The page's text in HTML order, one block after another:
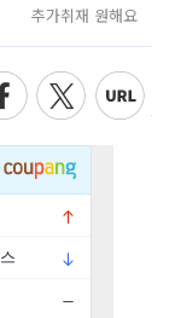
추가취재 원해요